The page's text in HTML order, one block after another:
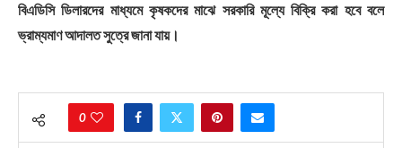
বিএডিসি ডিলারদের মাধ্যমে কৃষকদের মাঝে সরকারি মূল্যে বিক্রি করা হবে বলে
ভ্রাম্যমাণ আদালত সুত্রে জানা যায়।
0